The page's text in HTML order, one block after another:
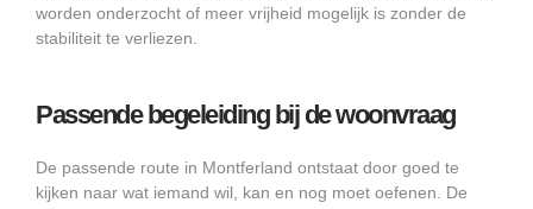
worden onderzocht of meer vrijheid mogelijk is zonder de
stabiliteit te verliezen.
Passende begeleiding bij de woonvraag
De passende route in Montferland ontstaat door goed te
kijken naar wat iemand wil, kan en nog moet oefenen. De